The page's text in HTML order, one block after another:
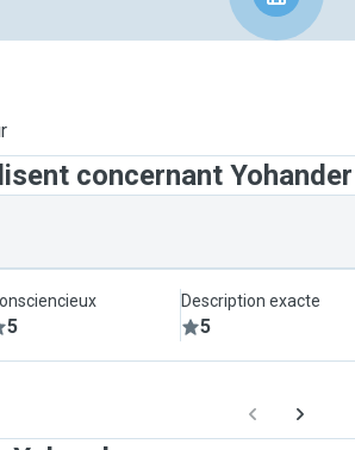
concernant Yohander
5
Description exacte
5